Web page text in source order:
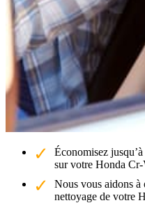
Économisez jusqu’à
sur votre Honda Cr-
Nous vous aidons à
nettoyage de votre